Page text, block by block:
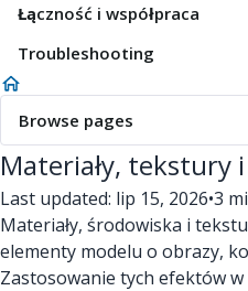
Łączność i współpraca
Troubleshooting
Browse pages
Materiały, tekstury
Last updated: lip 15, 2026•3
Materiały, środowiska i
elementy modelu o obrazy,
Zastosowanie tych efektów